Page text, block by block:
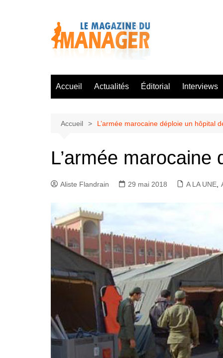
Accueil Actualités Éditorial Interviews
Accueil L’armée marocaine déploie un hôpital
L’armée
Aliste Flandrain 29 mai 2018 A LA UNE